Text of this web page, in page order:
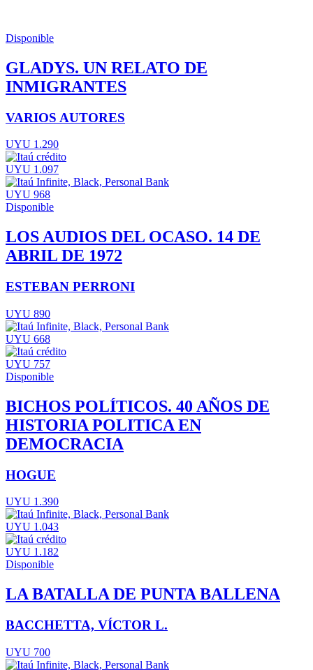
Disponible
GLADYS. UN RELATO DE
INMIGRANTES
VARIOS AUTORES
UYU 1.290
UYU 1.097
UYU 968
Disponible
LOS AUDIOS DEL OCASO. 14 DE
ABRIL DE 1972
ESTEBAN PERRONI
UYU 890
UYU 668
UYU 757
Disponible
BICHOS POLÍTICOS. 40 AÑOS DE
HISTORIA POLITICA EN
DEMOCRACIA
HOGUE
UYU 1.390
UYU 1.043
UYU 1.182
Disponible
LA BATALLA DE PUNTA BALLENA
BACCHETTA, VÍCTOR L.
UYU 700